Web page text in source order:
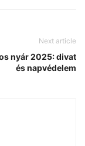
Next article
nyár 2025: divat
és napvédelem